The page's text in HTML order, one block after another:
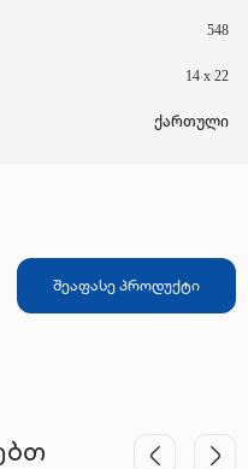
548
14 x 22
ქართული
შეაფასე პროდუქტი